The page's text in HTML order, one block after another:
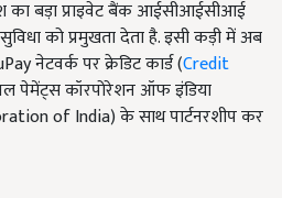
का बड़ा प्राइवेट बैंक आईसीआईसीआई
को प्रमुखता देता है. इसी कड़ी में अब
नेटवर्क पर क्रेडिट कार्ड (Credit
पेमेंट्स कॉरपोरेशन ऑफ इंडिया
of India) के साथ पार्टनरशीप कर